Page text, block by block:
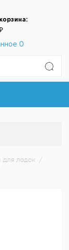
0
для лодок /